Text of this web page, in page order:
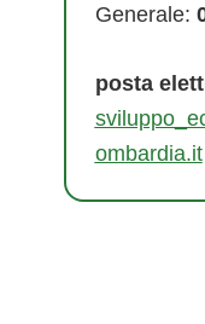
Generale:
posta
ombardia.it